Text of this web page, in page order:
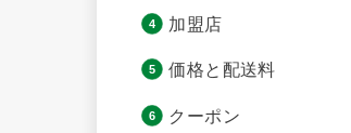
加盟店
価格と配送料
クーポン